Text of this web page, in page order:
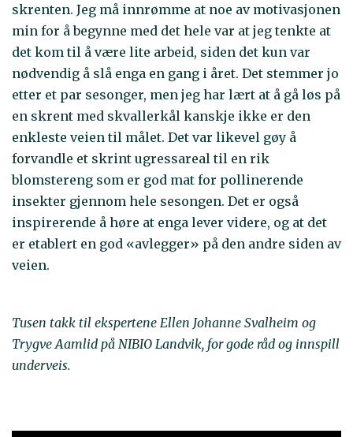
skrenten. Jeg må innrømme at noe av motivasjonen
min for å begynne med det hele var at jeg tenkte at
det kom til å være lite arbeid, siden det kun var
nødvendig å slå enga en gang i året. Det stemmer jo
etter et par sesonger, men jeg har lært at å gå løs på
en skrent med skvallerkål kanskje ikke er den
enkleste veien til målet. Det var likevel gøy å
forvandle et skrint ugressareal til en rik
blomstereng som er god mat for pollinerende
insekter gjennom hele sesongen. Det er også
inspirerende å høre at enga lever videre, og at det
er etablert en god «avlegger» på den andre siden av
veien.
Tusen takk til ekspertene Ellen Johanne Svalheim og
Trygve Aamlid på NIBIO Landvik, for gode råd og innspill
underveis.